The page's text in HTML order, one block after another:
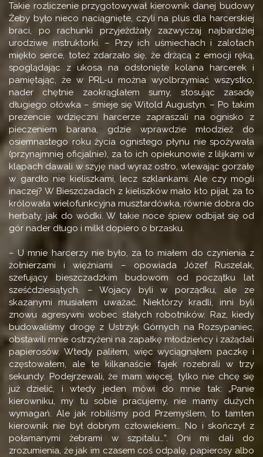
Takie rozliczenie przygotowywał kierownik danej budowy
Żeby było nieco naciągnięte, czyli na plus dla harcerskiej
braci, po rachunki przyjeżdżały zazwyczaj najbardziej
urodziwe instruktorki. – Przy ich uśmiechach i zalotach
miękło serce, toteż zdarzało się, że drżącą z emocji ręką,
spoglądając z ukosa na odsłonięte kolana harcerek i
pamiętając, że w PRL-u można wyolbrzymiać wszystko,
nader chętnie zaokrąglałem sumy, stosując zasadę
długiego ołówka – śmieje się Witold Augustyn. – Po takim
prezencie wdzięczni harcerze zapraszali na ognisko z
pieczeniem barana, gdzie wprawdzie młodzież do
osiemnastego roku życia ognistego płynu nie spożywała
(przynajmniej oficjalnie), za to ich opiekunowie z lilijkami w
klapach dawali w szyję nad wyraz ostro, wlewając gorzałę
w gardło nie kieliszkami, lecz szklankami. Ale czy mogli
inaczej? W Bieszczadach z kieliszków mało kto pijał, za to
królowała wielofunkcyjna musztardówka, równie dobra do
herbaty, jak do wódki. W takie noce śpiew odbijał się od
gór nader długo i milkł dopiero o brzasku.
– U mnie harcerzy nie było, za to miałem do czynienia z
żołnierzami i więźniami – opowiada Józef Ruszelak,
szefujący bieszczadzkim budowom od początku lat
sześćdziesiątych. – Wojacy byli w porządku, ale ze
skazanymi musiałem uważać. Niektórzy kradli, inni byli
znowu agresywni wobec stałych robotników. Raz, kiedy
budowaliśmy drogę z Ustrzyk Górnych na Rozsypaniec,
obstawili mnie ostrzyżeni na zapałkę młodzieńcy i zażądali
papierosów. Wtedy paliłem, więc wyciągnąłem paczkę i
częstowałem, ale te kilkanaście fajek rozebrali w trzy
sekundy. Podejrzewali, że mam więcej, tylko nie chcę się
już dzielić, i wtedy jeden mówi do mnie tak: „Panie
kierowniku, my tu sobie pracujemy, nie mamy dużych
wymagań. Ale jak robiliśmy pod Przemyślem, to tamten
kierownik nie był dobrym człowiekiem… No i skończył z
połamanymi żebrami w szpitalu…”. Oni mi dali do
zrozumienia, że jak im czasem coś odpalę, papierosy albo